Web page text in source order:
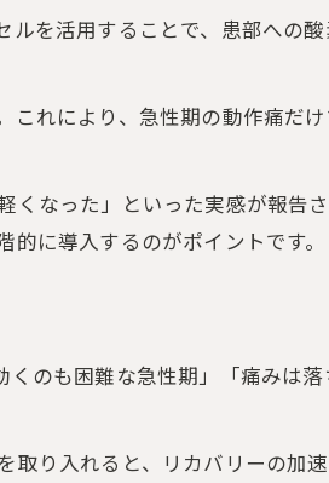
い行動とは
化への対応法
を活用することで、患部への
れにより、急性期の動作痛だ
なった」といった実感が報告
に導入するのがポイントです。
のも困難な急性期」「痛みは
り入れると、リカバリーの加